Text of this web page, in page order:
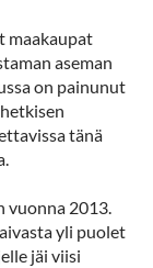
maakaupat
aseman
on painunut
tänä
vuonna 2013.
yli puolet
jäi viisi